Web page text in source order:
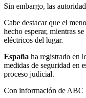
Sin embargo, las
Cabe destacar que el
hecho esperar, mientras
eléctricos del lugar.
España ha registrado en
medidas de seguridad en
proceso judicial.
Con información de ABC